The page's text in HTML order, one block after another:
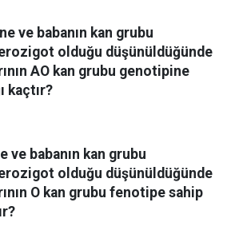
ve babanın kan grubu
olduğu düşünüldüğünde
AO kan grubu genotipine
kaçtır?
ve babanın kan grubu
olduğu düşünüldüğünde
O kan grubu fenotipe sahip